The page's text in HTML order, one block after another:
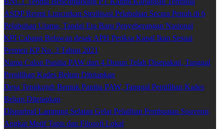
ASDP Resmi Luncurkan Sterilisasi Pelabuhan Secara Penuh di 6
Pelabuhan Utama, Tandai Era Baru Penyeberangan Nasional
KPI Cabang Belawan desak APH Periksa Kapal Ikan Sesuai
Permen KP No. 3 Tahun 2021
Nama Calon Panitia PAW dari 4 Dusun Telah Disepakati, Tanggal
Pemilihan Kades Belum Ditetapkan
Desa Tengkujuh Bentuk Panitia PAW, Tanggal Pemilihan Kades
Belum Ditetapkan
Disparbud Lampung Selatan Gelar Pelatihan Pembuatan Souvenir,
Angkat Motif Tapis dan Filosofi Lokal